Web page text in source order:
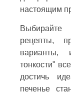
настоящим
рецепты,
варианты,
тонкости"
достичь
печенье